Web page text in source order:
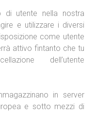
di utente nella nostra
e utilizzare i diversi
come utente
attivo fintanto che tu
dell’utente
in server
e sotto mezzi di